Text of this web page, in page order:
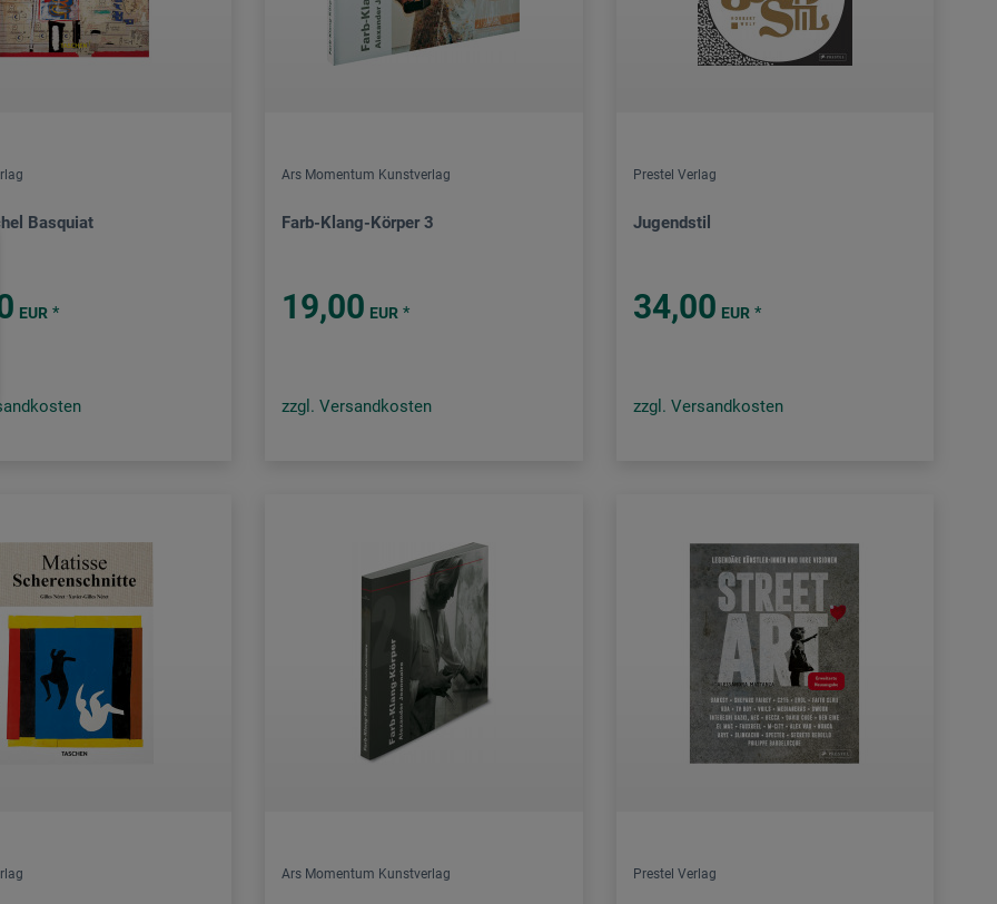
Basquiat
EUR *
Ars Momentum Kunstverlag
Farb-Klang-Körper 3
19,00 EUR *
zzgl. Versandkosten
Prestel Verlag
Jugendstil
34,00 EUR *
zzgl. Versandkosten
Ars Momentum Kunstverlag Prestel Verlag